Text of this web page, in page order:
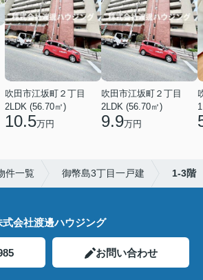
吹田市江坂町２丁目
2LDK (56.70㎡)
10.5万円
吹田市江坂町２丁目
2LDK (56.70㎡)
9.9万円
件一覧 御幣島3丁目一戸建 1-3階
式会社渡邊ハウジング
お問い合わせ